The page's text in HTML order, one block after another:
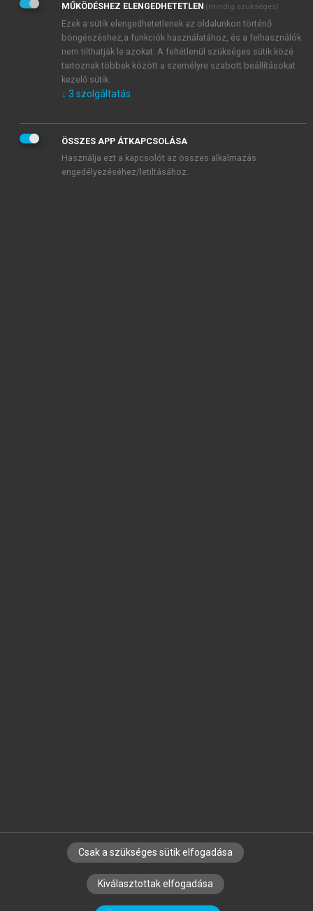
Adatkezelési tájékoztatóbanfoglaltakat tudomásul
veszem és elfogadom.
Általános vásárlási feltételeket, valamint a szotar.netés a
mersz.huoldalak licencszerződéseiben foglaltakat
tudomásul veszem és elfogadom.
KIPRÓBÁLOM
SZERZŐKNEK CÉGEKNEK KÖNYVTÁROSOKNAK
SZERKESZTÉSI ÉS LEKTORÁLÁSI ALAPELVEK
MŰKÖDÉSHEZ ELENGEDHETETLEN (mindig szükséges)
Ezek a sütik elengedhetetlenek az oldalunkon történő
böngészéshez,a funkciók használatához, és a felhasználók
nem tilthatják le azokat. A feltétlenül szükséges sütik közé
tartoznak többek között a személyre szabott beállításokat
kezelő sütik.
↓ 3 szolgáltatás
ÖSSZES APP ÁTKAPCSOLÁSA
Használja ezt a kapcsolót az összes alkalmazás
engedélyezéséhez/letiltásához.
Csak a szükséges sütik elfogadása
Kiválasztottak elfogadása